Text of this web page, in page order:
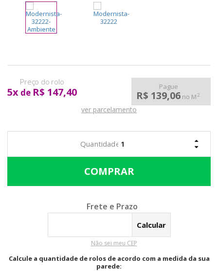
5x de R$ 147,40 Pague
R$ 139,06 no M2
ver parcelamento
Calcular o Frete
Não sei meu CEP
Calcule a quantidade de rolos de acordo com a medida da sua
parede: